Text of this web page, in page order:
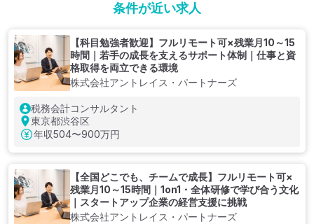
条件が近い求人
【科目勉強者歓迎】フルリモート可×残業月10～15
時間｜若手の成長を支えるサポート体制｜仕事と資
格取得を両立できる環境
株式会社アントレイス・パートナーズ
税務会計コンサルタント
東京都渋谷区
年収504〜900万円
【全国どこでも、チームで成長】フルリモート可×
残業月10～15時間｜1on1・全体研修で学び合う文化
｜スタートアップ企業の経営支援に挑戦
株式会社アントレイス・パートナーズ